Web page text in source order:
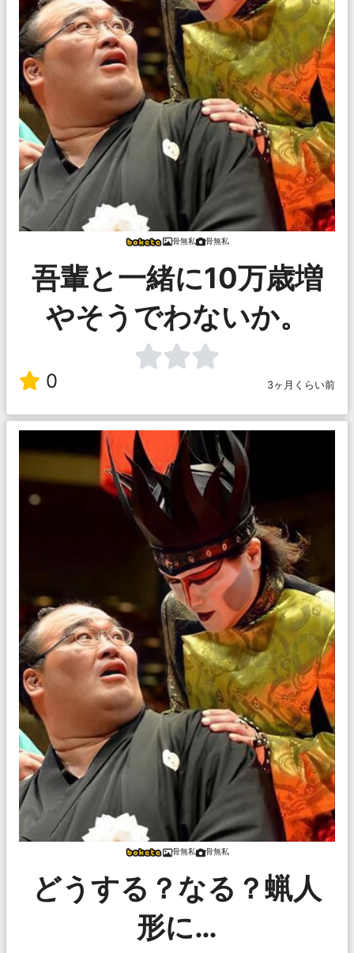
骨無私 骨無私
吾輩と一緒に10万歳増
やそうでわないか。
0 3ヶ月くらい前
骨無私 骨無私
どうする？なる？蝋人
形に…